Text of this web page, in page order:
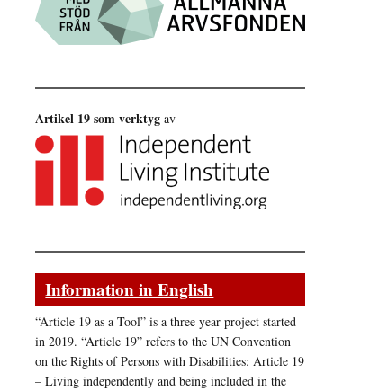
Artikel 19 som verktyg av
Information in English
“Article 19 as a Tool” is a three year project started
in 2019. “Article 19” refers to the UN Convention
on the Rights of Persons with Disabilities: Article 19
– Living independently and being included in the